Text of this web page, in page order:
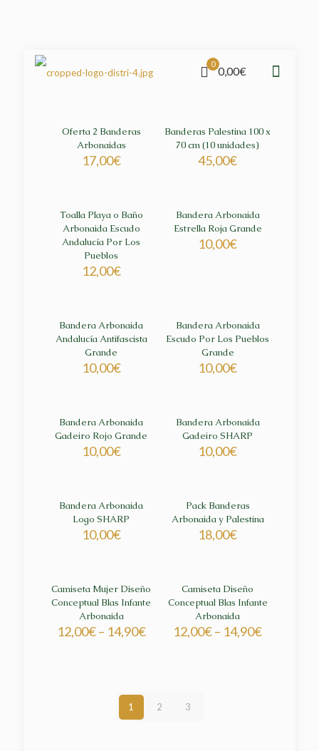
0
0,00€
Oferta 2 Banderas
Arbonaidas
17,00€
Banderas Palestina 100 x
70 cm (10 unidades)
45,00€
Toalla Playa o Baño
Arbonaida Escudo
Andalucía Por Los
Pueblos
12,00€
Bandera Arbonaida
Estrella Roja Grande
10,00€
Bandera Arbonaida
Andalucía Antifascista
Grande
10,00€
Bandera Arbonaida
Escudo Por Los Pueblos
Grande
10,00€
Bandera Arbonaida
Gadeiro Rojo Grande
10,00€
Bandera Arbonaida
Gadeiro SHARP
10,00€
Bandera Arbonaida
Logo SHARP
10,00€
Pack Banderas
Arbonaida y Palestina
18,00€
Camiseta Mujer Diseño
Conceptual Blas Infante
Arbonaida
12,00€– 14,90€
Camiseta Diseño
Conceptual Blas Infante
Arbonaida
12,00€– 14,90€
1 2 3